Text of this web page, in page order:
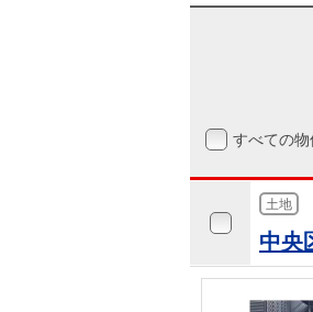
すべての
土地
中央